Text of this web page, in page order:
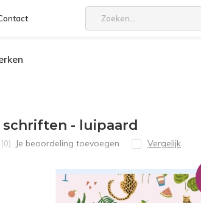
- luipaard
(0) Je beoordeling toevoegen Vergelijk